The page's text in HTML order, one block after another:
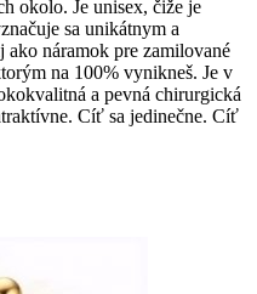
okolo. Je unisex, čiže je
sa unikátnym a
náramok pre zamilované
na 100% vynikneš. Je v
a pevná chirurgická
Cíť sa jedinečne. Cíť